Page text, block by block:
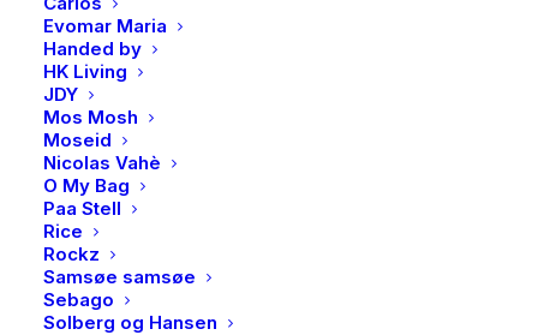
Evomar Maria
Handed by
HK Living
JDY
Mos Mosh
Moseid
Nicolas Vahè
O My Bag
Paa Stell
Rice
Rockz
Samsøe samsøe
Sebago
Solberg og Hansen
PAN,
Smykke
i
rhodinert
sølv
med
zirkonia,
Mamma
antall
Produktnummer
Kategorier
Brand